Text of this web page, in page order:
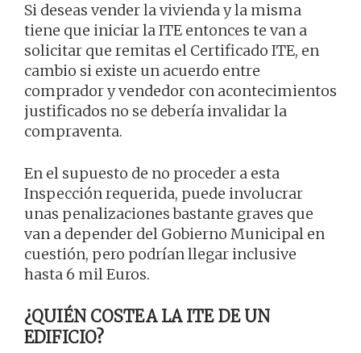
Si deseas vender la vivienda y la misma
tiene que iniciar la ITE entonces te van a
solicitar que remitas el Certificado ITE, en
cambio si existe un acuerdo entre
comprador y vendedor con acontecimientos
justificados no se debería invalidar la
compraventa.
En el supuesto de no proceder a esta
Inspección requerida, puede involucrar
unas penalizaciones bastante graves que
van a depender del Gobierno Municipal en
cuestión, pero podrían llegar inclusive
hasta 6 mil Euros.
¿QUIÉN COSTEA LA ITE DE UN
EDIFICIO?